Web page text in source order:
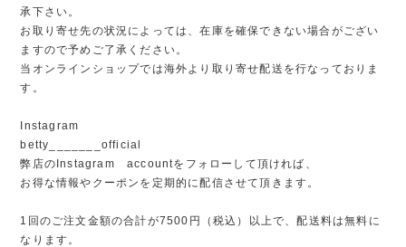
承下さい。
お取り寄せ先の状況によっては、在庫を確保できない場合がござい
ますので予めご了承ください。
当オンラインショップでは海外より取り寄せ配送を行なっておりま
す。
Instagram
betty_______official
弊店のInstagram accountをフォローして頂ければ、
お得な情報やクーポンを定期的に配信させて頂きます。
1回のご注文金額の合計が7500円（税込）以上で、配送料は無料に
なります。